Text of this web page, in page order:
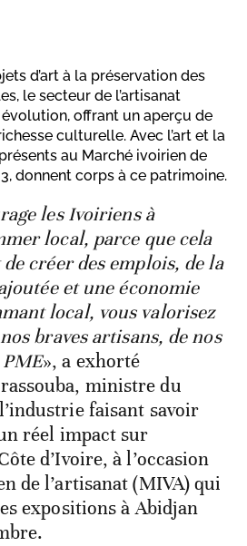
d’art à la préservation des
le secteur de l’artisanat
offrant un aperçu de
culturelle. Avec l’art et la
au Marché ivoirien de
donnent corps à ce patrimoine.
les Ivoiriens à
local, parce que cela
créer des emplois, de la
et une économie
local, vous valorisez
braves artisans, de nos
», a exhorté
ministre du
faisant savoir
réel impact sur
d’Ivoire, à l’occasion
de l’artisanat (MIVA) qui
expositions à Abidjan